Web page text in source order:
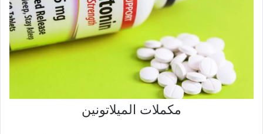
مكملات الميلاتونين